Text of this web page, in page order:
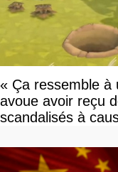
« Ça ressemble à
avoue avoir reçu
scandalisés à